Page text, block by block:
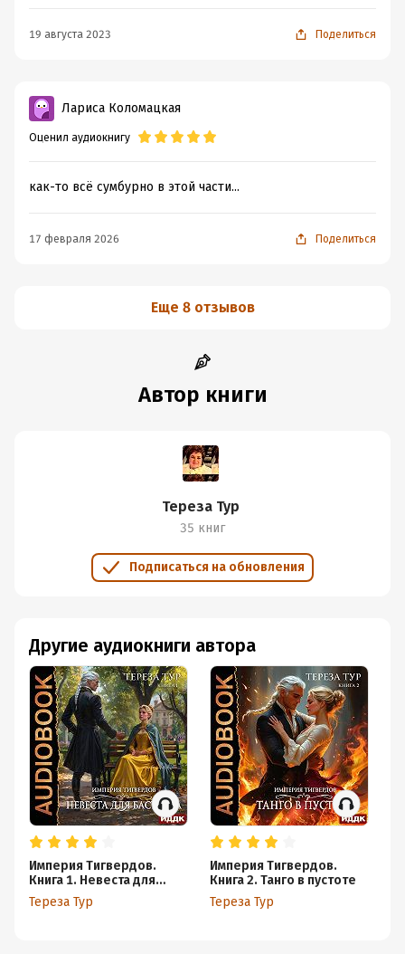
19 августа 2023 Поделиться
Лариса Коломацкая
Оценил аудиокнигу
как-то всё сумбурно в этой части...
17 февраля 2026 Поделиться
Еще 8 отзывов
Автор книги
Тереза Тур
35 книг
Подписаться на обновления
Другие аудиокниги автора
Империя Тигвердов.
Книга 1. Невеста для
бастарда
Тереза Тур
Империя Тигвердов.
Книга 2. Танго в пустоте
Тереза Тур